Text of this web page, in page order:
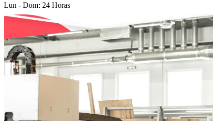
Lun - Dom: 24 Horas